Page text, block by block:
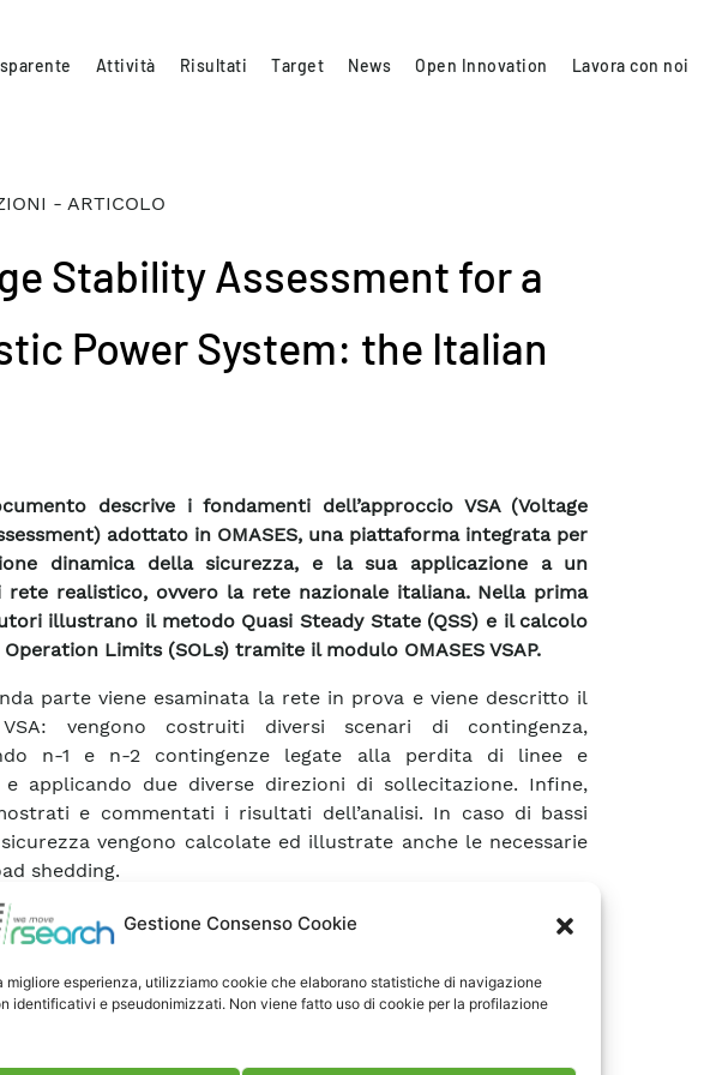
Gestione Consenso Cookie
migliore esperienza, utilizziamo cookie che elaborano statistiche di navigazione
identificativi e pseudonimizzati. Non viene fatto uso di cookie per la profilazione
Attività Risultati Target News Open Innovation Lavora con noi
- ARTICOLO
Stability Assessment for a
Power System: the Italian
descrive i fondamenti dell’approccio VSA (Voltage
adottato in OMASES, una piattaforma integrata per
dinamica della sicurezza, e la sua applicazione a un
rete realistico, ovvero la rete nazionale italiana. Nella prima
illustrano il metodo Quasi Steady State (QSS) e il calcolo
Limits (SOLs) tramite il modulo OMASES VSAP.
parte viene esaminata la rete in prova e viene descritto il
VSA: vengono costruiti diversi scenari di contingenza,
n-1 e n-2 contingenze legate alla perdita di linee e
e applicando due diverse direzioni di sollecitazione. Infine,
e commentati i risultati dell’analisi. In caso di bassi
vengono calcolate ed illustrate anche le necessarie
shedding.